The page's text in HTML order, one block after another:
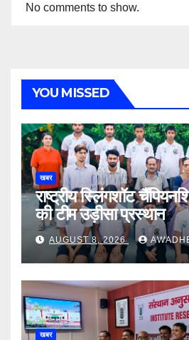
No comments to show.
YOU MISSED
खबर
राष्ट्रीय स्लिंगशॉट
की टीम उड़ीसा प्रस्थान
AUGUST 8, 2026
खबर